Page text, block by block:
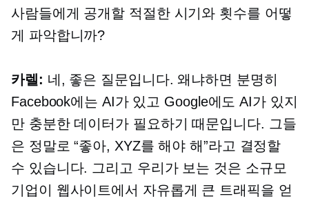
사람들에게 공개할 적절한 시기와 횟수를 어떻
게 파악합니까?
카렐: 네, 좋은 질문입니다. 왜냐하면 분명히
Facebook에는 AI가 있고 Google에도 AI가 있지
만 충분한 데이터가 필요하기 때문입니다. 그들
은 정말로 “좋아, XYZ를 해야 해”라고 결정할
수 있습니다. 그리고 우리가 보는 것은 소규모
기업이 웹사이트에서 자유롭게 큰 트래픽을 얻